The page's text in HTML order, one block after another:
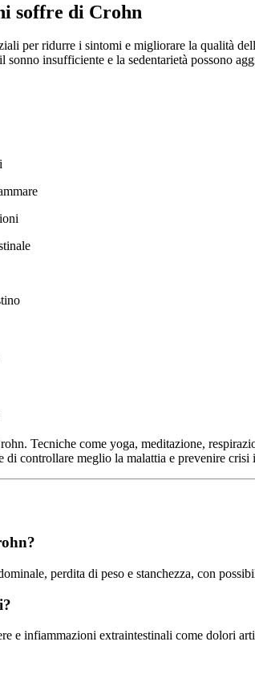
soffre di Crohn
per ridurre i sintomi e migliorare la qualità
insufficiente e la sedentarietà possono
Tecniche come yoga, meditazione,
controllare meglio la malattia e prevenire crisi
perdita di peso e stanchezza, con
e infiammazioni extraintestinali come dolori